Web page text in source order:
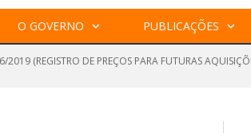
O GOVERNO PUBLICAÇÕES
2019 (REGISTRO DE PREÇOS PARA FUTURAS